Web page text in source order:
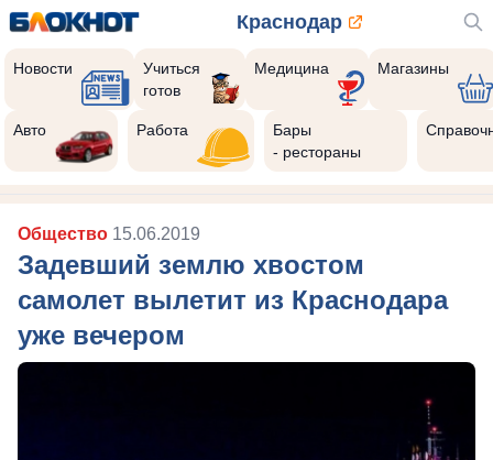
Краснодар
Новости
Учиться
готов
Медицина Магазины
Авто Работа
Бары
- рестораны
Общество 15.06.2019
Задевший землю хвостом
самолет вылетит из Краснодара
уже вечером